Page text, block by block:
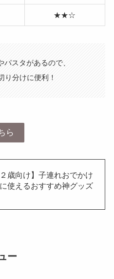
★★☆
スタがあるので、
り分けに便利！
ら
２歳向け】子連れおでかけ
使えるおすすめ神グッズ
ー